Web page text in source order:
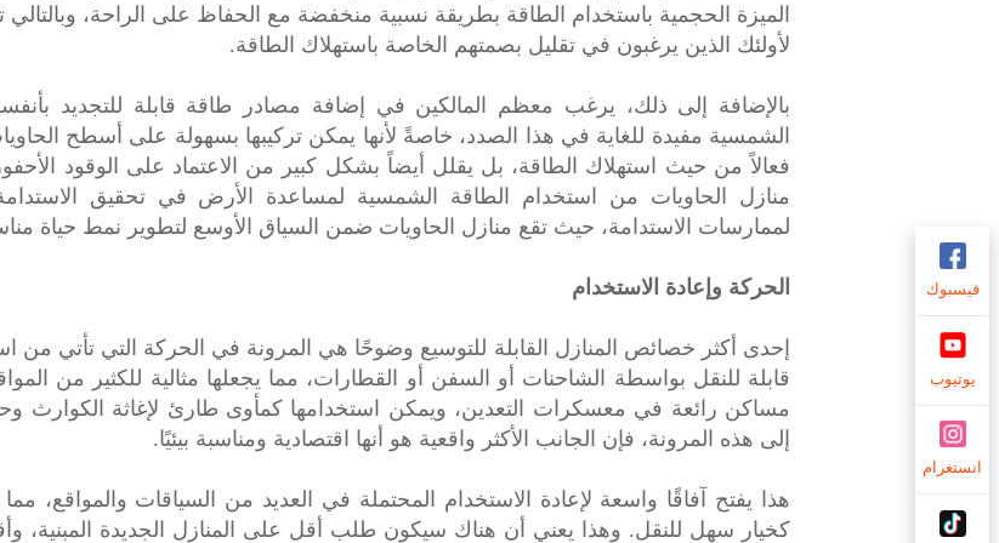
الميزة الحجمية باستخدام الطاقة بطريقة نسبية منخفضة مع الحفاظ على الراحة، وبالتالي
لأولئك الذين يرغبون في تقليل بصمتهم الخاصة باستهلاك الطاقة.
بالإضافة إلى ذلك، يرغب معظم المالكين في إضافة مصادر طاقة قابلة للتجديد
الشمسية مفيدة للغاية في هذا الصدد، خاصةً لأنها يمكن تركيبها بسهولة على أسطح
فعالاً من حيث استهلاك الطاقة، بل يقلل أيضاً بشكل كبير من الاعتماد على الوقود
منازل الحاويات من استخدام الطاقة الشمسية لمساعدة الأرض في تحقيق
لممارسات الاستدامة، حيث تقع منازل الحاويات ضمن السياق الأوسع لتطوير نمط حياة
الحركة وإعادة الاستخدام
إحدى أكثر خصائص المنازل القابلة للتوسيع وضوحًا هي المرونة في الحركة التي تأتي من
قابلة للنقل بواسطة الشاحنات أو السفن أو القطارات، مما يجعلها مثالية للكثير من
مساكن رائعة في معسكرات التعدين، ويمكن استخدامها كمأوى طارئ لإغاثة الكوارث
إلى هذه المرونة، فإن الجانب الأكثر واقعية هو أنها اقتصادية ومناسبة بيئيًا.
هذا يفتح آفاقًا واسعة لإعادة الاستخدام المحتملة في العديد من السياقات والمواقع،
كخيار سهل للنقل. وهذا يعني أن هناك سيكون طلب أقل على المنازل الجديدة المبنية، وأقل
فيسبوك
يوتيوب
انستغرام